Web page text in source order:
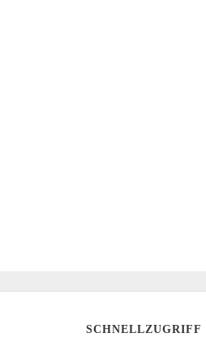
SCHNELLZUGRIFF